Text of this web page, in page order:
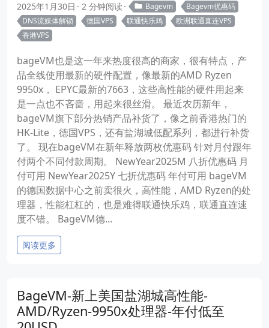
2025年1月30日 2 分钟阅读 Bagevm
Bagevm优惠码
DNS流媒体解锁
德国VPS 联通快乐鸡
欧洲联通直连VPS
香港VPS
bageVM也是这一年来热度很高的商家，很有特点，产
品全线使用最新的硬件配置，像最新的AMD Ryzen
9950x， EPYC最新的7663，这些高性能的硬件用起来
是一点也不吝啬，用起来很丝滑。 最近农历新年，
bageVM旗下部分热销产品补货了，像之前香港热门的
HK-Lite，德国VPS，还有盐湖城低配系列，都进行补货
了。 现在bageVM在新年释放两枚优惠码 针对月付跟年
付两个不同付款周期。 NewYear2025M 八折优惠码 月
付可用 NewYear2025Y 七折优惠码 年付可用 bageVM
的德国数据中心之前卖很火，高性能，AMD Ryzen的处
理器，性能杠杠的，也是难得联通快乐鸡，联通直连速
度不错。 BageVM德...
阅读更多
BageVM-新上美国盐湖城高性能-
AMD/Ryzen-9950x处理器-年付低至